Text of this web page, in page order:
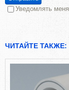
Уведомлять
ЧИТАЙТЕ ТАКЖЕ: